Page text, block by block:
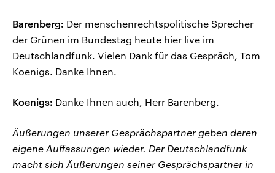
Barenberg: Der menschenrechtspolitische Sprecher
der Grünen im Bundestag heute hier live im
Deutschlandfunk. Vielen Dank für das Gespräch, Tom
Koenigs. Danke Ihnen.
Koenigs: Danke Ihnen auch, Herr Barenberg.
Äußerungen unserer Gesprächspartner geben deren
eigene Auffassungen wieder. Der Deutschlandfunk
macht sich Äußerungen seiner Gesprächspartner in